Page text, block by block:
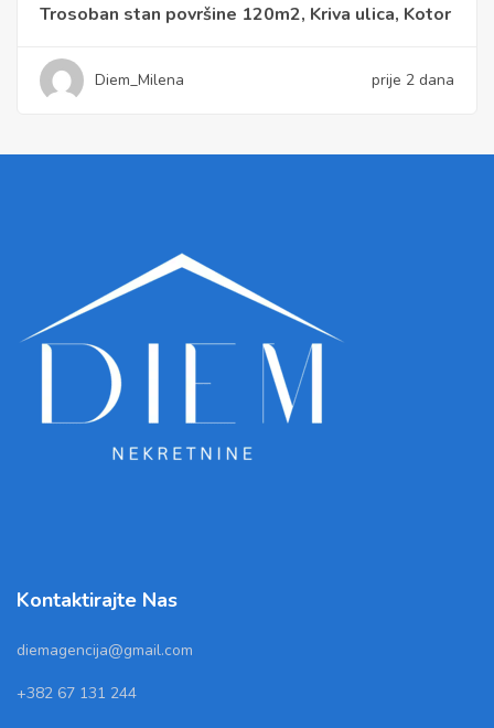
Trosoban stan površine 120m2, Kriva ulica, Kotor
Diem_Milena prije 2 dana
Kontaktirajte Nas
diemagencija@gmail.com
+382 67 131 244